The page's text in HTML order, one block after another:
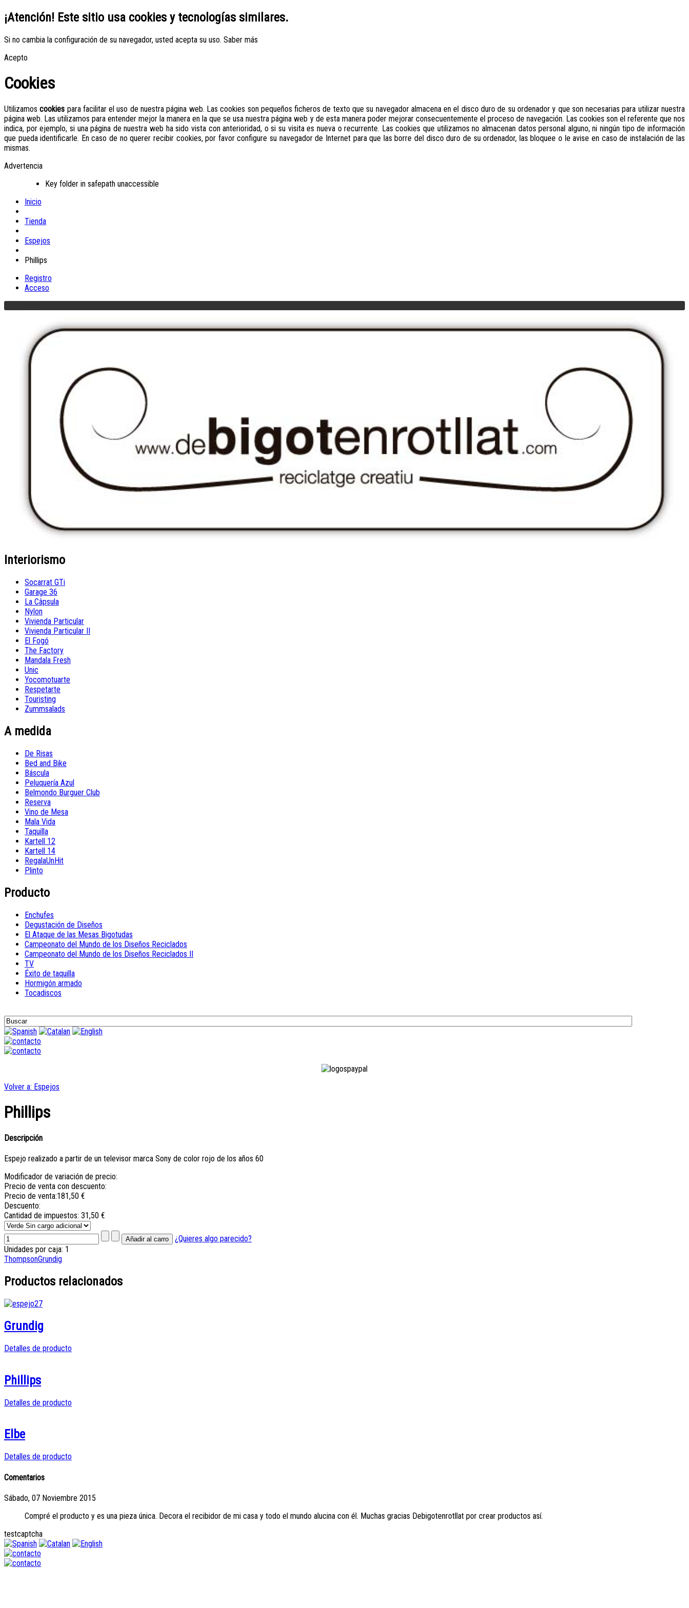
¡Atención! Este sitio usa cookies y tecnologías similares.
Si no cambia la configuración de su navegador, usted acepta su uso. Saber más
Acepto
Cookies
Utilizamoscookies para facilitar el uso de nuestra página web. Las cookies son pequeños ficheros de texto que su navegador almacena en el disco duro de su ordenador y que son necesarias para utilizar nuestra
página web. Las utilizamos para entender mejor la manera en la que se usa nuestra página web y de esta manera poder mejorar consecuentemente el proceso de navegación. Las cookies son el referente que nos
indica, por ejemplo, si una página de nuestra web ha sido vista con anterioridad, o si su visita es nueva o recurrente. Las cookies que utilizamos no almacenan datos personal alguno, ni ningún tipo de información
que pueda identificarle. En caso de no querer recibir cookies, por favor configure su navegador de Internet para que las borre del disco duro de su ordenador, las bloquee o le avise en caso de instalación de las
mismas.
Advertencia
Key folder in safepath unaccessible
Inicio
Tienda
Espejos
Phillips
Registro
Acceso
Interiorismo
Socarrat GTi
Garage 36
La Câpsula
Nylon
Vivienda Particular
Vivienda Particular II
El Fogó
The Factory
Mandala Fresh
Unic
Yocomotuarte
Respetarte
Touristing
Zummsalads
A medida
De Risas
Bed and Bike
Báscula
Peluquería Azul
Belmondo Burguer Club
Reserva
Vino de Mesa
Mala Vida
Taquilla
Kartell 12
Kartell 14
RegalaUnHit
Plinto
Producto
Enchufes
Degustación de Diseños
El Ataque de las Mesas Bigotudas
Campeonato del Mundo de los Diseños Reciclados
Campeonato del Mundo de los Diseños Reciclados II
TV
Éxito de taquilla
Hormigón armado
Tocadiscos
Volver a: Espejos
Phillips
Descripción
Espejo realizado a partir de un televisor marca Sony de color rojo de los años 60
Modificador de variación de precio:
Precio de venta con descuento:
Precio de venta:181,50 €
Descuento:
Cantidad de impuestos: 31,50 €
¿Quieres algo parecido?
Unidades por caja: 1
ThompsonGrundig
Productos relacionados
Grundig
Detalles de producto
Phillips
Detalles de producto
Elbe
Detalles de producto
Comentarios
Sábado, 07 Noviembre 2015
Compré el producto y es una pieza única. Decora el recibidor de mi casa y todo el mundo alucina con él. Muchas gracias Debigotenrotllat por crear productos así.
testcaptcha